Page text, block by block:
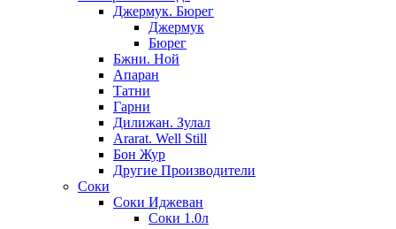
Джермук. Бюрег
Джермук
Бюрег
Бжни. Ной
Апаран
Татни
Гарни
Дилижан. Зулал
Ararat. Well Still
Бон Жур
Другие Производители
Соки
Соки Иджеван
Соки 1.0л